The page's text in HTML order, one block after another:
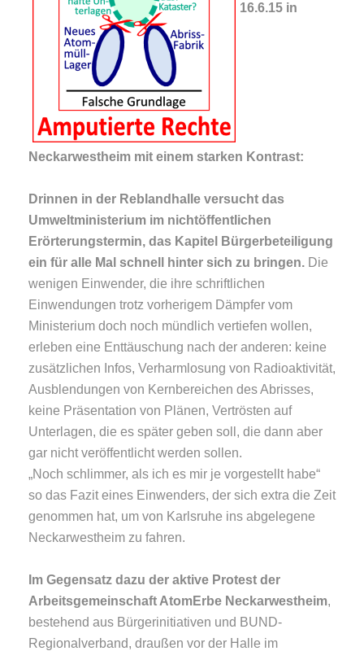
16.6.15 in
Neckarwestheim mit einem starken Kontrast:
Drinnen in der Reblandhalle versucht das
Umweltministerium im nichtöffentlichen
Erörterungstermin, das Kapitel Bürgerbeteiligung
ein für alle Mal schnell hinter sich zu bringen. Die
wenigen Einwender, die ihre schriftlichen
Einwendungen trotz vorherigem Dämpfer vom
Ministerium doch noch mündlich vertiefen wollen,
erleben eine Enttäuschung nach der anderen: keine
zusätzlichen Infos, Verharmlosung von Radioaktivität,
Ausblendungen von Kernbereichen des Abrisses,
keine Präsentation von Plänen, Vertrösten auf
Unterlagen, die es später geben soll, die dann aber
gar nicht veröffentlicht werden sollen.
„Noch schlimmer, als ich es mir je vorgestellt habe“
so das Fazit eines Einwenders, der sich extra die Zeit
genommen hat, um von Karlsruhe ins abgelegene
Neckarwestheim zu fahren.
Im Gegensatz dazu der aktive Protest der
Arbeitsgemeinschaft AtomErbe Neckarwestheim,
bestehend aus Bürgerinitiativen und BUND-
Regionalverband, draußen vor der Halle im